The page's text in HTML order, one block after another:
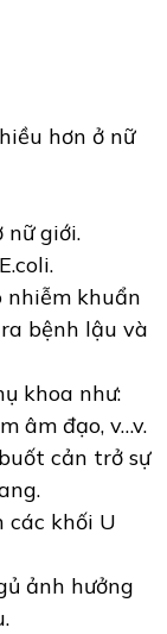
hơn ở nữ
giới.
nhiễm khuẩn
bệnh lậu và
khoa như:
âm đạo, v…v.
cản trở sự
các khối U
ảnh hưởng